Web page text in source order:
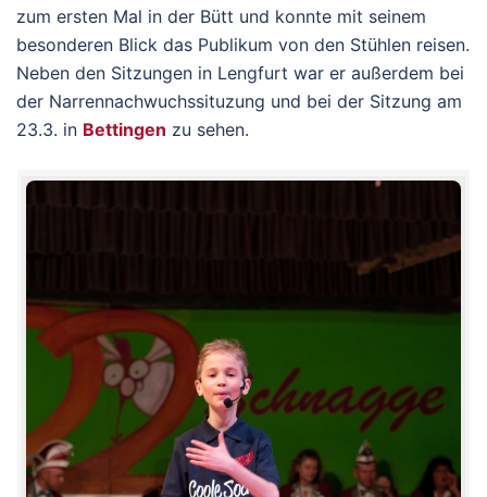
zum ersten Mal in der Bütt und konnte mit seinem
besonderen Blick das Publikum von den Stühlen reisen.
Neben den Sitzungen in Lengfurt war er außerdem bei
der Narrennachwuchssituzung und bei der Sitzung am
23.3. in Bettingen zu sehen.